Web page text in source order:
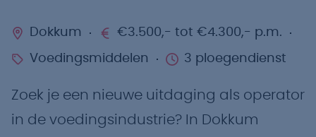
Dokkum €3.500,- tot €4.300,- p.m.
Voedingsmiddelen 3 ploegendienst
Zoek je een nieuwe uitdaging als operator
in de voedingsindustrie? In Dokkum